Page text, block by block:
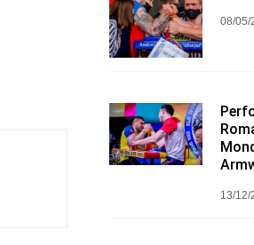
08/05/
13/12/